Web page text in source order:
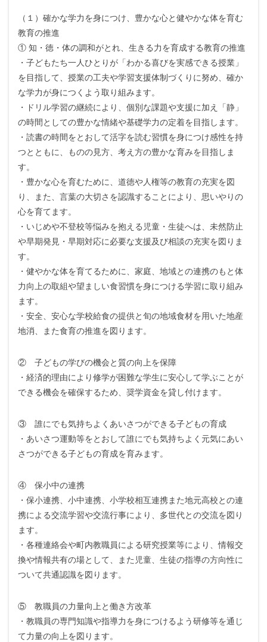
（１）確かな学力を身につけ、豊かな心と健やかな体を育む
教育の推進
① 知・徳・体の調和がとれ、生きる力を育成する教育の推進
・子どもたち一人ひとりが「わかる喜びを実感できる授業」
を目指して、授業の工夫や学習支援体制づくりに努め、確か
な学力が身につくよう取り組みます。
・ドリル学習の継続により、個別な課題や支援に加え「静」
の時間としての豊かな情緒や基礎学力の定着を目指します。
・読書の時間をとおして活字を読む習慣を身につけ感性を持
つとともに、ものの見方、考え方の豊かな育みを目指しま
す。
・豊かな心を育むために、道徳や人権等の教育の充実を図
り、また、言葉の大切さを認識することにより、思いやりの
心を育てます。
・いじめや不登校等悩みを抱える児童・生徒へは、未然防止
や早期発見・早期対応に必要な支援及び相談の充実を図りま
す。
・健やかな体を育てるために、家庭、地域との連携のもと体
力向上の取組や望ましい食習慣を身につける学習に取り組み
ます。
・安全、安心な学校給食の提供と旬の地域食材を用いた地産
地消、また食育の推進を図ります。
② 子どもの学びの機会と質の向上を保障
・経済的理由により修学が困難な学生に安心して学ぶことが
できる機会を確保するため、奨学資金を貸し付けます。
③ 誰にでも気持ちよくあいさつができる子どもの育成
・あいさつ運動等をとおして誰にでも気持ちよく元気にあい
さつができる子どもの育成を育みます。
④ 保小中の連携
・保小連携、小中連携、小学校相互連携また地元高校との連
携による交流学習や交流行事により、多世代との交流を図り
ます。
・各種連絡会や町内教職員による研究授業等により、情報交
換や情報共有の場として、また児童、生徒の指導の方向性に
ついて共通認識を図ります。
⑤ 教職員の力量向上と働き方改革
・教職員の専門知識や指導力を身につけるよう研修等を通じ
て力量の向上を図ります。